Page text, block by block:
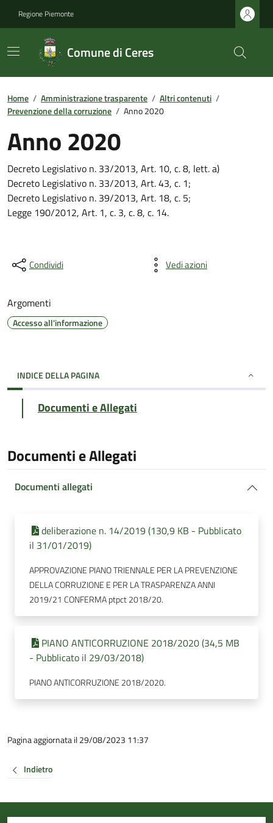
Regione Piemonte
Comune di Ceres
Home / Amministrazione trasparente / Altri contenuti /
Prevenzione della corruzione / Anno 2020
Anno 2020
Decreto Legislativo n. 33/2013, Art. 10, c. 8, lett. a)
Decreto Legislativo n. 33/2013, Art. 43, c. 1;
Decreto Legislativo n. 39/2013, Art. 18, c. 5;
Legge 190/2012, Art. 1, c. 3, c. 8, c. 14.
Condividi Vedi azioni
Argomenti
Accesso all'informazione
INDICE DELLA PAGINA
Documenti e Allegati
Documenti e Allegati
Documenti allegati
deliberazione n. 14/2019 (130,9 KB - Pubblicato
il 31/01/2019)
APPROVAZIONE PIANO TRIENNALE PER LA PREVENZIONE
DELLA CORRUZIONE E PER LA TRASPARENZA ANNI
2019/21 CONFERMA ptpct 2018/20.
PIANO ANTICORRUZIONE 2018/2020 (34,5 MB
- Pubblicato il 29/03/2018)
PIANO ANTICORRUZIONE 2018/2020.
Pagina aggiornata il 29/08/2023 11:37
Indietro